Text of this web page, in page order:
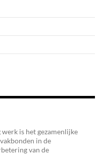
is het gezamenlijke
in de
van de